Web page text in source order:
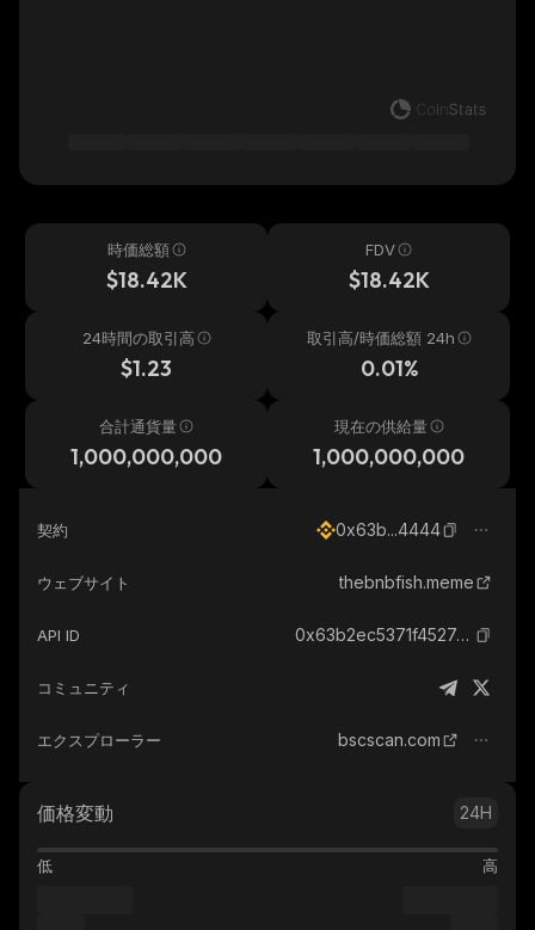
時価総額
$18.42K
FDV
$18.42K
24時間の取引高
$1.23
取引高/時価総額 24h
0.01%
合計通貨量
1,000,000,000
現在の供給量
1,000,000,000
契約 0x63b...4444
ウェブサイト thebnbfish.meme
API ID 0x63b2ec5371f4527e02193af24b81933a9ecf4444_binance_smart
コミュニティ
エクスプローラー bscscan.com
価格変動 24H
低 高